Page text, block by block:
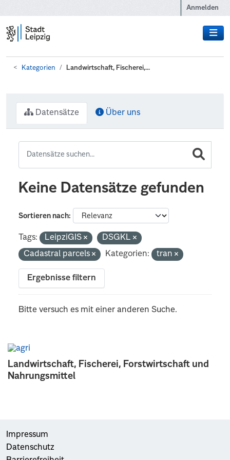
Anmelden
Kategorien Landwirtschaft, Fischerei,...
Landwirtschaft, Fischerei, Forstwirtschaft und
Nahrungsmittel
Datensätze Über uns
Keine Datensätze gefunden
Sortieren nach
Tags: LeipziGIS
DSGKL
Cadastral parcels
Kategorien: tran
Ergebnisse filtern
Bitte versuch es mit einer anderen Suche.
Impressum
Datenschutz